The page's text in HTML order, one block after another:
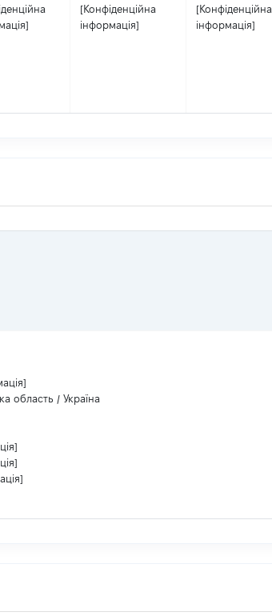
[Конфіденційна
інформація]
[Конфіденційна
інформація]
область / Україна